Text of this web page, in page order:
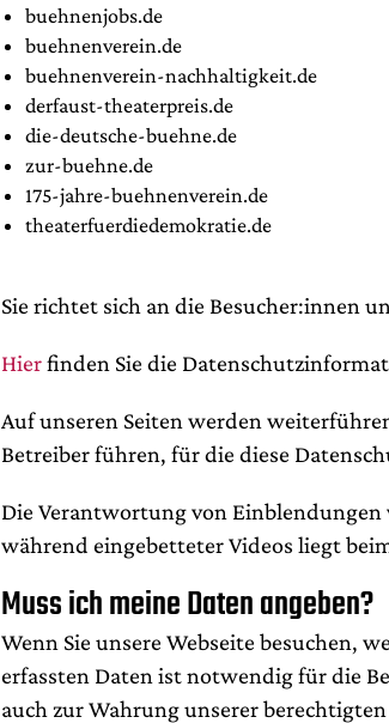
buehnenjobs.de
buehnenverein.de
buehnenverein-nachhaltigkeit.de
derfaust-theaterpreis.de
die-deutsche-buehne.de
zur-buehne.de
175-jahre-buehnenverein.de
theaterfuerdiedemokratie.de
Sie richtet sich an die Besucher:innen
Hierfinden Sie die
Auf unseren Seiten werden
Betreiber führen, für die diese
Die Verantwortung von
während eingebetteter Videos liegt
Muss ich meine Daten angeben?
Wenn Sie unsere Webseite besuchen,
erfassten Daten ist notwendig für die
auch zur Wahrung unserer